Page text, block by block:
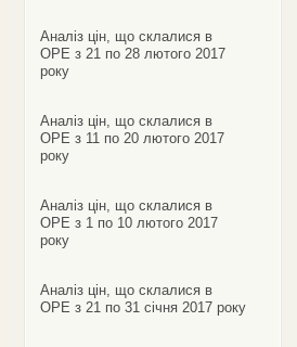
Аналіз цін, що склалися в
ОРЕ з 21 по 28 лютого 2017
року
Аналіз цін, що склалися в
ОРЕ з 11 по 20 лютого 2017
року
Аналіз цін, що склалися в
ОРЕ з 1 по 10 лютого 2017
року
Аналіз цін, що склалися в
ОРЕ з 21 по 31 січня 2017 року